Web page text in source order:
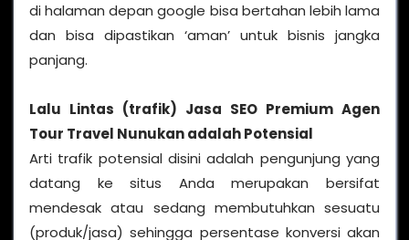
di halaman depan google bisa bertahan lebih lama
dan bisa dipastikan ‘aman’ untuk bisnis jangka
panjang.
Lalu Lintas (trafik) Jasa SEO Premium Agen
Tour Travel Nunukan adalah Potensial
Arti trafik potensial disini adalah pengunjung yang
datang ke situs Anda merupakan bersifat
mendesak atau sedang membutuhkan sesuatu
(produk/jasa) sehingga persentase konversi akan